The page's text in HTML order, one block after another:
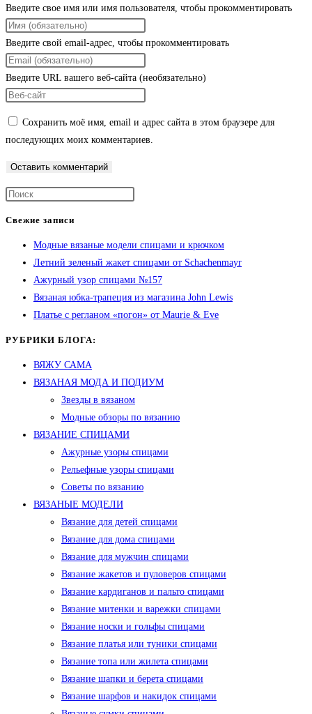
Введите свое имя или имя пользователя, чтобы прокомментировать
Введите свой email-адрес, чтобы прокомментировать
Введите URL вашего веб-сайта (необязательно)
Сохранить моё имя, email и адрес сайта в этом браузере для
последующих моих комментариев.
Свежие записи
Модные вязаные модели спицами и крючком
Летний зеленый жакет спицами от Schachenmayr
Ажурный узор спицами №157
Вязаная юбка-трапеция из магазина John Lewis
Платье с регланом «погон» от Maurie & Eve
РУБРИКИ БЛОГА:
ВЯЖУ САМА
ВЯЗАНАЯ МОДА И ПОДИУМ
Звезды в вязаном
Модные обзоры по вязанию
ВЯЗАНИЕ СПИЦАМИ
Ажурные узоры спицами
Рельефные узоры спицами
Советы по вязанию
ВЯЗАНЫЕ МОДЕЛИ
Вязание для детей спицами
Вязание для дома спицами
Вязание для мужчин спицами
Вязание жакетов и пуловеров спицами
Вязание кардиганов и пальто спицами
Вязание митенки и варежки спицами
Вязание носки и гольфы спицами
Вязание платья или туники спицами
Вязание топа или жилета спицами
Вязание шапки и берета спицами
Вязание шарфов и накидок спицами